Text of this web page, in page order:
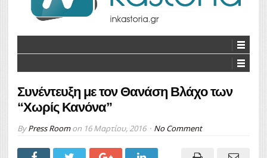
Συνέντευξη με τον Θανάση Βλάχο των
“Χωρίς Κανόνα”
ByPress Roomon 16 Μαρτίου, 2016 No Comment